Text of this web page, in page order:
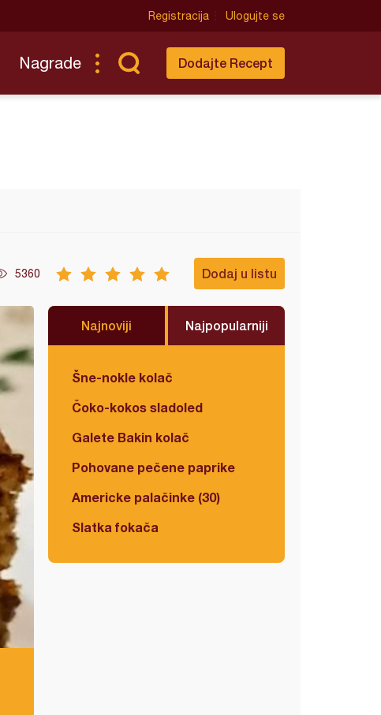
Registracija Ulogujte se
Nagrade Dodajte Recept
5360 Dodaj u listu
Najnoviji Najpopularniji
Šne-nokle kolač
Čoko-kokos sladoled
Galete Bakin kolač
Pohovane pečene paprike
Americke palačinke (30)
Slatka fokača